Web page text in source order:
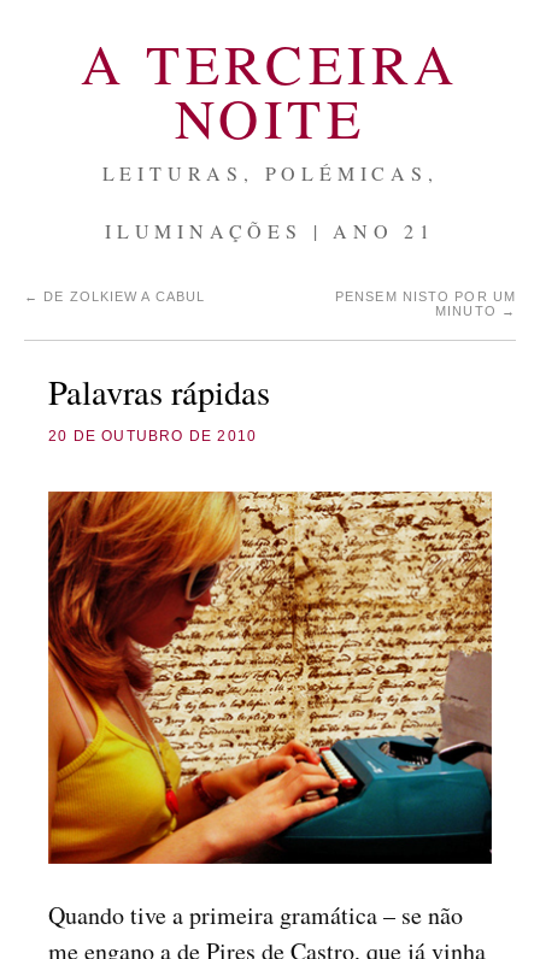
A TERCEIRA
NOITE
LEITURAS, POLÉMICAS,
ILUMINAÇÕES | ANO 21
← DE ZOLKIEW A CABUL
PENSEM NISTO POR UM
MINUTO
→
Palavras rápidas
20 DE OUTUBRO DE 2010
Quando tive a primeira gramática – se não
me engano a de Pires de Castro, que já vinha